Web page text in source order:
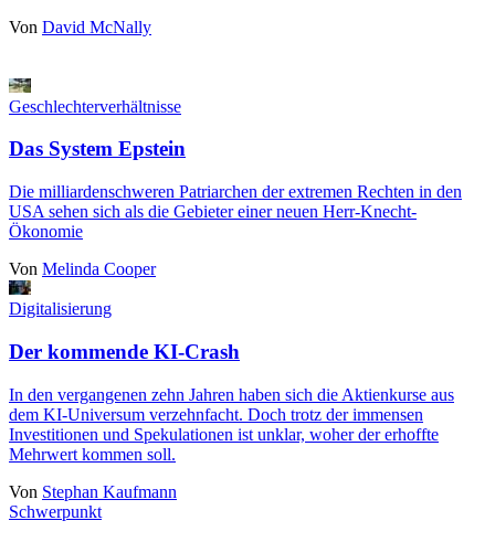
Von David McNally
Geschlechterverhältnisse
Das System Epstein
Die milliardenschweren Patriarchen der extremen Rechten in den
USA sehen sich als die Gebieter einer neuen Herr-Knecht-
Ökonomie
Von Melinda Cooper
Digitalisierung
Der kommende KI-Crash
In den vergangenen zehn Jahren haben sich die Aktienkurse aus
dem KI-Universum verzehnfacht. Doch trotz der immensen
Investitionen und Spekulationen ist unklar, woher der erhoffte
Mehrwert kommen soll.
Von Stephan Kaufmann
Schwerpunkt